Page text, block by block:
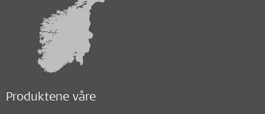
Produktene våre